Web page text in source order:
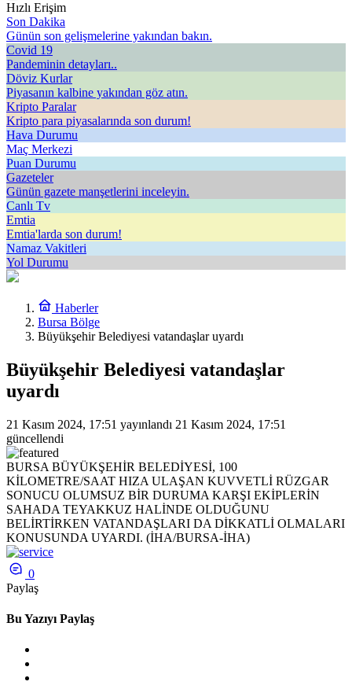
Hızlı Erişim
Son Dakika
Günün son gelişmelerine yakından bakın.
Covid 19
Pandeminin detayları..
Döviz Kurlar
Piyasanın kalbine yakından göz atın.
Kripto Paralar
Kripto para piyasalarında son durum!
Hava Durumu
Maç Merkezi
Puan Durumu
Gazeteler
Günün gazete manşetlerini inceleyin.
Canlı Tv
Emtia
Emtia'larda son durum!
Namaz Vakitleri
Yol Durumu
Haberler
Bursa Bölge
Büyükşehir Belediyesi vatandaşlar uyardı
Büyükşehir Belediyesi vatandaşlar
uyardı
21 Kasım 2024, 17:51 yayınlandı 21 Kasım 2024, 17:51
güncellendi
BURSA BÜYÜKŞEHİR BELEDİYESİ, 100
KİLOMETRE/SAAT HIZA ULAŞAN KUVVETLİ RÜZGAR
SONUCU OLUMSUZ BİR DURUMA KARŞI EKİPLERİN
SAHADA TEYAKKUZ HALİNDE OLDUĞUNU
BELİRTİRKEN VATANDAŞLARI DA DİKKATLİ OLMALARI
KONUSUNDA UYARDI. (İHA/BURSA-İHA)
0
Paylaş
Bu Yazıyı Paylaş